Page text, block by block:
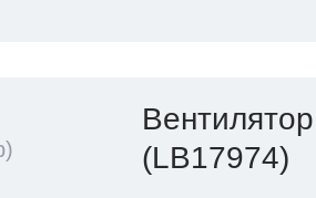
(LB17974)